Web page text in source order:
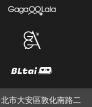
市大安區敦化南路二